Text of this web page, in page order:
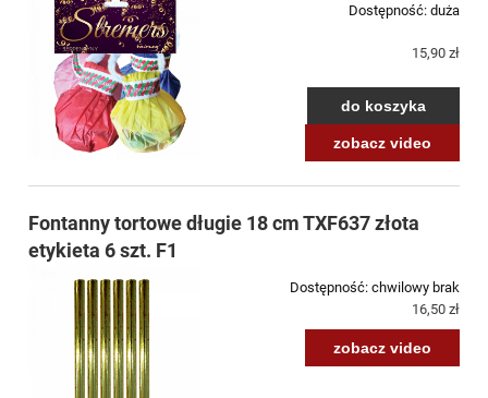
Dostępność: duża
15,90 zł
do koszyka
zobacz video
Fontanny tortowe długie 18 cm TXF637 złota
etykieta 6 szt. F1
Dostępność: chwilowy brak
16,50 zł
zobacz video